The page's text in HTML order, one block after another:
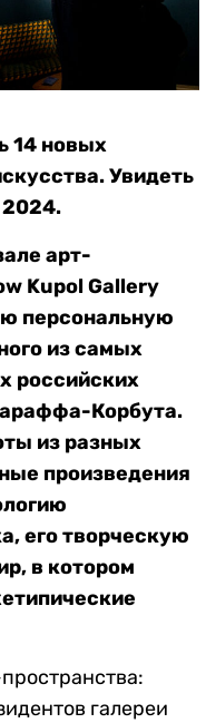
14 новых
Увидеть
арт-
Kupol Gallery
персональную
из самых
российских
Корбута.
из разных
произведения
его творческую
в котором
галереи